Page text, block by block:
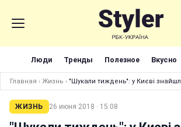
Люди Тренды Полезное Вкусно
Главная › Жизнь › "Шукали тиждень": у Києві
ЖИЗНЬ 26 июня 2018 · 15:08